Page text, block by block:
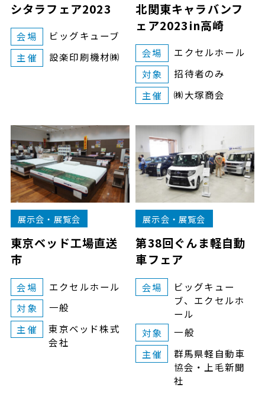
シタラフェア2023
会場
ビッグキューブ
主催
設楽印刷機材㈱
北関東キャラバンフ
ェア2023in高崎
会場
エクセルホール
対象
招待者のみ
主催
㈱大塚商会
展示会・展覧会
東京ベッド工場直送
市
会場
エクセルホール
対象
一般
主催
東京ベッド株式
会社
展示会・展覧会
第38回ぐんま軽自動
車フェア
会場
ビッグキュー
ブ、エクセルホ
ール
対象
一般
主催
群馬県軽自動車
協会・上毛新聞
社